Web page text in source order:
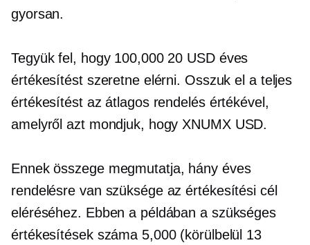
gyorsan.
Tegyük fel, hogy 100,000 20 USD éves
értékesítést szeretne elérni. Osszuk el a teljes
értékesítést az átlagos rendelés értékével,
amelyről azt mondjuk, hogy XNUMX USD.
Ennek összege megmutatja, hány éves
rendelésre van szüksége az értékesítési cél
eléréséhez. Ebben a példában a szükséges
értékesítések száma 5,000 (körülbelül 13